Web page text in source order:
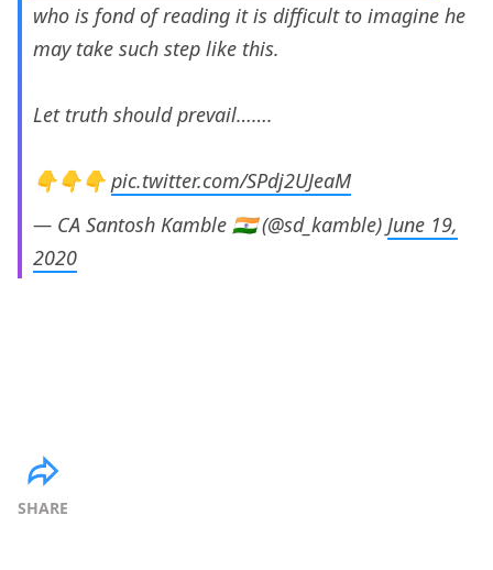
who is fond of reading it is difficult to imagine he
may take such step like this.
Let truth should prevail…….
👇👇👇 pic.twitter.com/SPdj2UJeaM
— CA Santosh Kamble 🇮🇳 (@sd_kamble) June 19,
2020
SHARE